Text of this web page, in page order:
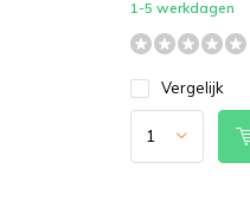
1-5 werkdagen
Vergelijk